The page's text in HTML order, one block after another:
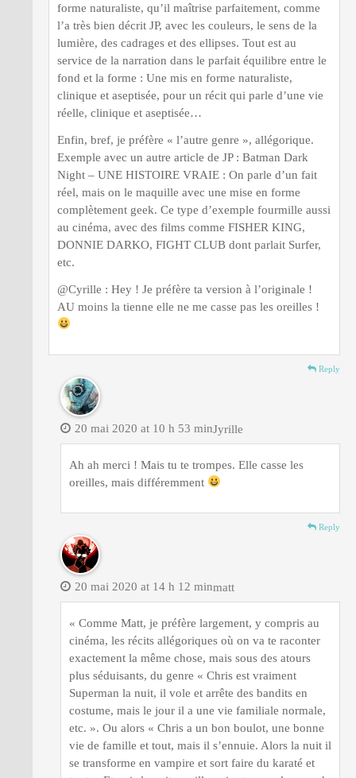
forme naturaliste, qu’il maîtrise parfaitement, comme
l’a très bien décrit JP, avec les couleurs, le sens de la
lumière, des cadrages et des ellipses. Tout est au
service de la narration dans le parfait équilibre entre le
fond et la forme : Une mis en forme naturaliste,
clinique et aseptisée, pour un récit qui parle d’une vie
réelle, clinique et aseptisée…
Enfin, bref, je préfère « l’autre genre », allégorique.
Exemple avec un autre article de JP : Batman Dark
Night – UNE HISTOIRE VRAIE : On parle d’un fait
réel, mais on le maquille avec une mise en forme
complètement geek. Ce type d’exemple fourmille aussi
au cinéma, avec des films comme FISHER KING,
DONNIE DARKO, FIGHT CLUB dont parlait Surfer,
etc.
@Cyrille : Hey ! Je préfère ta version à l’originale !
AU moins la tienne elle ne me casse pas les oreilles !
Reply
Jyrille
20 mai 2020 at 10 h 53 min
Ah ah merci ! Mais tu te trompes. Elle casse les
oreilles, mais différemment
Reply
matt
20 mai 2020 at 14 h 12 min
« Comme Matt, je préfère largement, y compris au
cinéma, les récits allégoriques où on va te raconter
exactement la même chose, mais sous des atours
plus séduisants, du genre « Chris est vraiment
Superman la nuit, il vole et arrête des bandits en
costume, mais le jour il a une vie familiale normale,
etc. ». Ou alors « Chris a un bon boulot, une bonne
vie de famille et tout, mais il s’ennuie. Alors la nuit il
se transforme en vampire et sort faire du karaté et